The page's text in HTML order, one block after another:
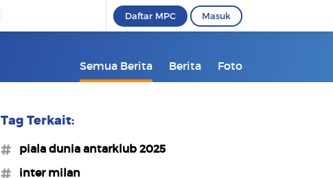
Daftar MPC Masuk
Semua Berita Berita Foto
Tag Terkait:
#piala dunia antarklub 2025
#inter milan